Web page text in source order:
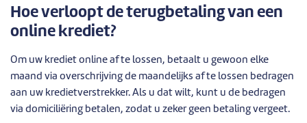
Hoe verloopt de terugbetaling van een
online krediet?
Om uw krediet online af te lossen, betaalt u gewoon elke
maand via overschrijving de maandelijks af te lossen bedragen
aan uw kredietverstrekker. Als u dat wilt, kunt u de bedragen
via domiciliëring betalen, zodat u zeker geen betaling vergeet.